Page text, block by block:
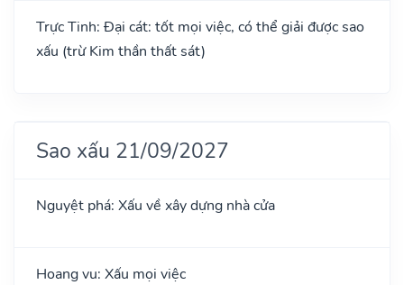
Trực Tinh: Đại cát: tốt mọi việc, có thể giải được sao
xấu (trừ Kim thần thất sát)
Sao xấu 21/09/2027
Nguyệt phá: Xấu về xây dựng nhà cửa
Hoang vu: Xấu mọi việc